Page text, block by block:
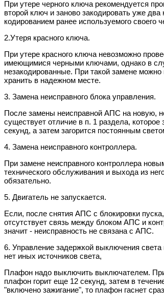
При утере черного ключа рекомендуется
второй ключ и заново закодировать уже
кодированием ранее используемого своего
2.Утеря красного ключа.
При утере красного ключа невозможно
имеющимися черными ключами, однако в
незакодированные. При такой замене
хранить в надежном месте.
3. Замена неисправного блока управления.
После замены неисправной АПС на новую,
существует отличие в п. 1 раздела,
секунд, а затем загорится постоянным
4. Замена неисправного контроллера.
При замене неисправного контроллера
технического обслуживания и выхода из
обязательно.
5. Двигатель не запускается.
Если, после снятия АПС с блокировки
отсутствует связь между блоком АПС и
значит - неисправность не связана с АПС.
6. Управление задержкой выключения
нет иных источников света,
Плафон надо выключить выключателем. При
плафон горит еще 12 секунд, затем в
"включено зажигание", то плафон гаснет